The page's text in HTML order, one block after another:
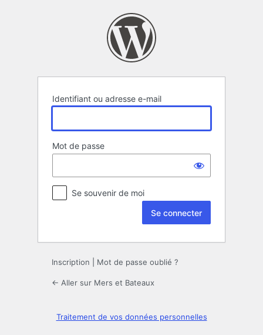
Identifiant ou adresse e-mail
Mot de passe
Se souvenir de moi
Inscription Mot de passe oublié ?
← Aller sur Mers et Bateaux
Traitement de vos données personnelles